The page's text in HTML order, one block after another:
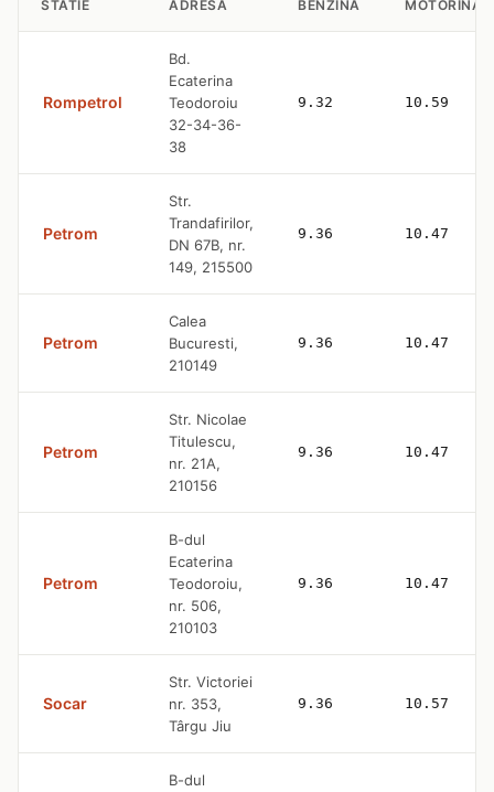
STATIE ADRESA BENZINA MOTORINA
Rompetrol
Bd.
Ecaterina
Teodoroiu
32-34-36-
38
9.32 10.59
Petrom
Str.
Trandafirilor,
DN 67B, nr.
149, 215500
9.36 10.47
Petrom
Calea
Bucuresti,
210149
9.36 10.47
Petrom
Str. Nicolae
Titulescu,
nr. 21A,
210156
9.36 10.47
Petrom
B-dul
Ecaterina
Teodoroiu,
nr. 506,
210103
9.36 10.47
Socar
Str. Victoriei
nr. 353,
Târgu Jiu
9.36 10.57
B-dul